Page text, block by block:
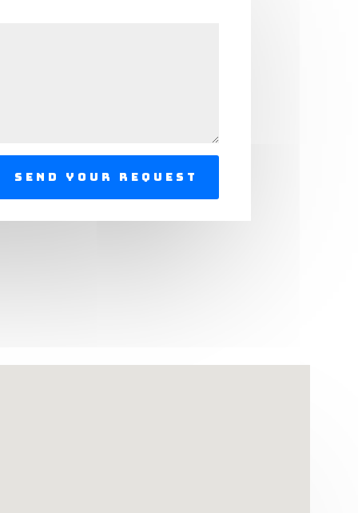
Send Your Request